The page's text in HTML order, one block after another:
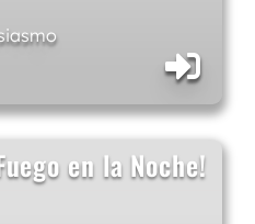
en la Noche!